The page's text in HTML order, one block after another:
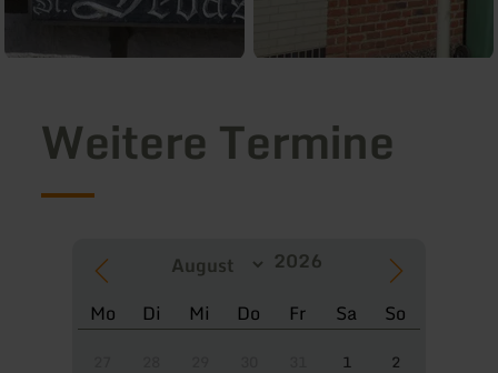
Weitere Termine
Mo Di Mi Do Fr Sa So
1
2